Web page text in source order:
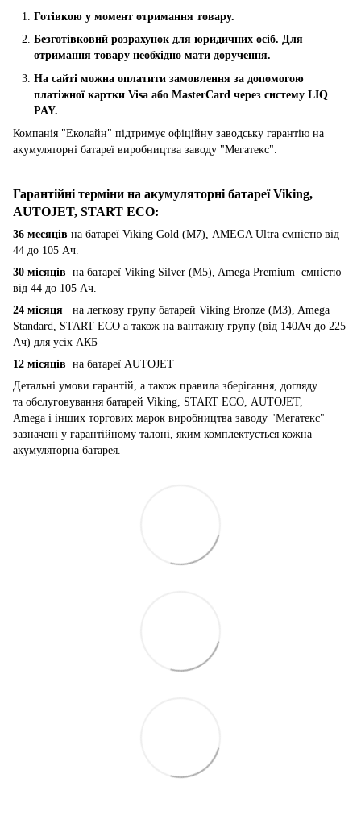
Готівкою у момент отримання товару.
Безготівковий розрахунок для юридичних осіб. Для
отримання товару необхідно мати доручення.
На сайті можна оплатити замовлення за допомогою
платіжної картки Visa або MasterCard через систему LIQ
PAY.
Компанія "Еколайн" підтримує офіційну заводську гарантію на
акумуляторні батареї виробництва заводу "Мегатекс".
Гарантійні терміни на акумуляторні батареї Viking,
AUTOJET, START ECO:
36 месяців на батареї Viking Gold (M7), AMEGA Ultra ємністю від
44 до 105 Ач.
30 місяців на батареї Viking Silver (M5), Amega Premium ємністю
від 44 до 105 Ач.
24 місяця на легкову групу батарей Viking Bronze (M3), Amega
Standard, START ECO а також на вантажну групу (від 140Ач до 225
Ач) для усіх АКБ
12 місяців на батареї AUTOJET
Детальні умови гарантій, а також правила зберігання, догляду
та обслуговування батарей Viking, START ECO, AUTOJET,
Amega і інших торгових марок виробництва заводу "Мегатекс"
зазначені у гарантійному талоні, яким комплектується кожна
акумуляторна батарея.